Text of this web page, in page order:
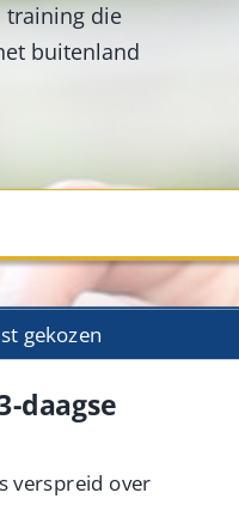
training die
buitenland
gekozen
daagse
verspreid over